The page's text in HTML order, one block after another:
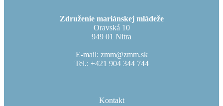
Združenie mariánskej mládeže
Oravská 10
949 01 Nitra
E-mail: zmm@zmm.sk
Tel.: +421 904 344 744
Kontakt